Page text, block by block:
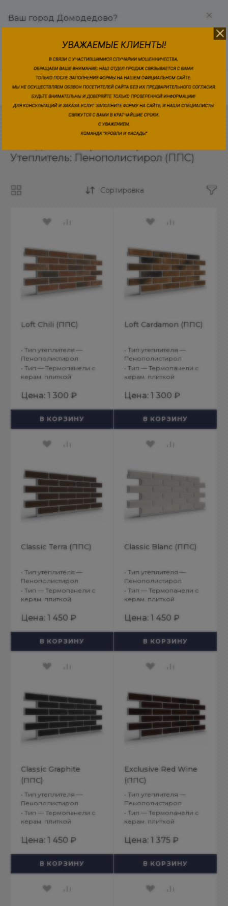
Ваш город Домодедово?
ИЗМЕНИТЬ
Каталог товаров / Фасадные материалы
Утеплитель: Пенополистирол (ППС)
Сортировка
Loft Chili (ППС)
• Тип утеплителя —
Пенополистирол
• Тип — Термопанели с
керам. плиткой
Цена: 1 300 ₽
В КОРЗИНУ
Loft Cardamon (ППС)
• Тип утеплителя —
Пенополистирол
• Тип — Термопанели с
керам. плиткой
Цена: 1 300 ₽
В КОРЗИНУ
Classic Terra (ППС)
• Тип утеплителя —
Пенополистирол
• Тип — Термопанели с
керам. плиткой
Цена: 1 450 ₽
В КОРЗИНУ
Classic Blanc (ППС)
• Тип утеплителя —
Пенополистирол
• Тип — Термопанели с
керам. плиткой
Цена: 1 450 ₽
В КОРЗИНУ
Classic Graphite
(ППС)
• Тип утеплителя —
Пенополистирол
• Тип — Термопанели с
керам. плиткой
Цена: 1 450 ₽
В КОРЗИНУ
Exclusive Red Wine
(ППС)
• Тип утеплителя —
Пенополистирол
• Тип — Термопанели с
керам. плиткой
Цена: 1 375 ₽
В КОРЗИНУ